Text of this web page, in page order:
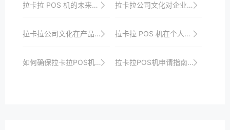
拉卡拉 POS 机的未来发展战略与市场布局 拉卡拉公司文化对企业发展的影响
拉卡拉公司文化在产品中的体现 拉卡拉 POS 机在个人创业中的支付支持
如何确保拉卡拉POS机交易安全，商家必看 拉卡拉POS机申请指南：为商户打造无忧支付环境